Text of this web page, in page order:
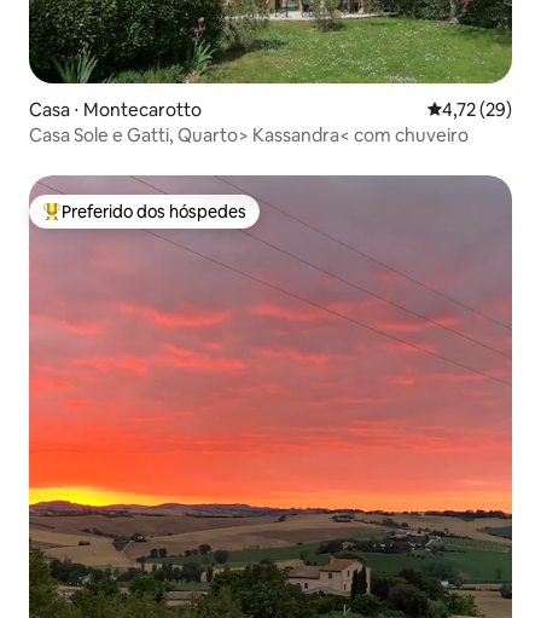
Casa ⋅ Montecarotto 4,72 de uma
4,72 (29)
Casa Sole e Gatti, Quarto> Kassandra< com chuveiro
Entre os melhores preferidos dos hóspedes
Preferido dos hóspedes